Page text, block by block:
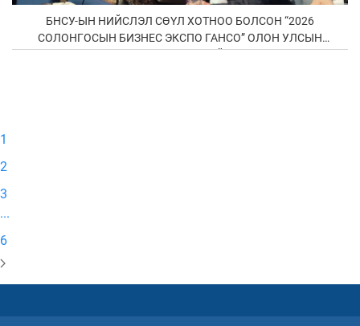
БНСУ-ЫН НИЙСЛЭЛ СӨҮЛ ХОТНОО БОЛСОН “2026
СОЛОНГОСЫН БИЗНЕС ЭКСПО ГАНСО” ОЛОН УЛСЫН
1
2
3
...
6